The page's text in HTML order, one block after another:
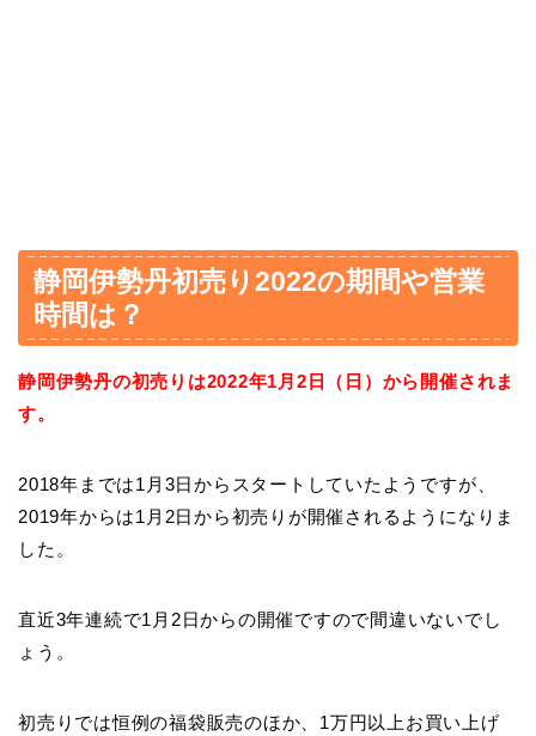
静岡伊勢丹初売り2022の期間や営業
時間は？
静岡伊勢丹の初売りは2022年1月2日（日）から開催されま
す。
2018年までは1月3日からスタートしていたようですが、
2019年からは1月2日から初売りが開催されるようになりま
した。
直近3年連続で1月2日からの開催ですので間違いないでし
ょう。
初売りでは恒例の福袋販売のほか、1万円以上お買い上げ